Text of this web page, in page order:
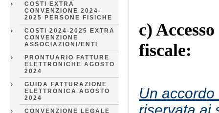
COSTI EXTRA
CONVENZIONE 2024-
2025 PERSONE FISICHE
COSTI 2024-2025 EXTRA
CONVENZIONE
ASSOCIAZIONI/ENTI
PRONTUARIO FATTURE
ELETTRONICHE AGOSTO
2024
GUIDA FATTURAZIONE
ELETTRONICA AGOSTO
2024
CONVENZIONE LEGALE
c)
fiscale:
Un accordo